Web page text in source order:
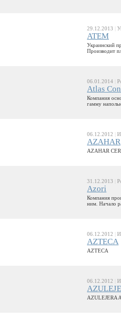
29.12.2013
ATEM
Украинский
Производит
06.01.2014
Atlas
Компания
гамму
06.12.2012
AZAHAR
AZAHAR
31.12.2013
Azori
Компания
ним. Начало
06.12.2012
AZTECA
AZTECA
06.12.2012
AZULEJERA